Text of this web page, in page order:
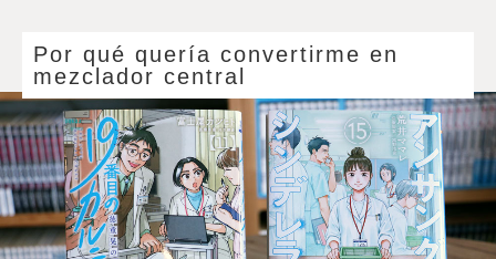
Por qué quería convertirme en
mezclador central